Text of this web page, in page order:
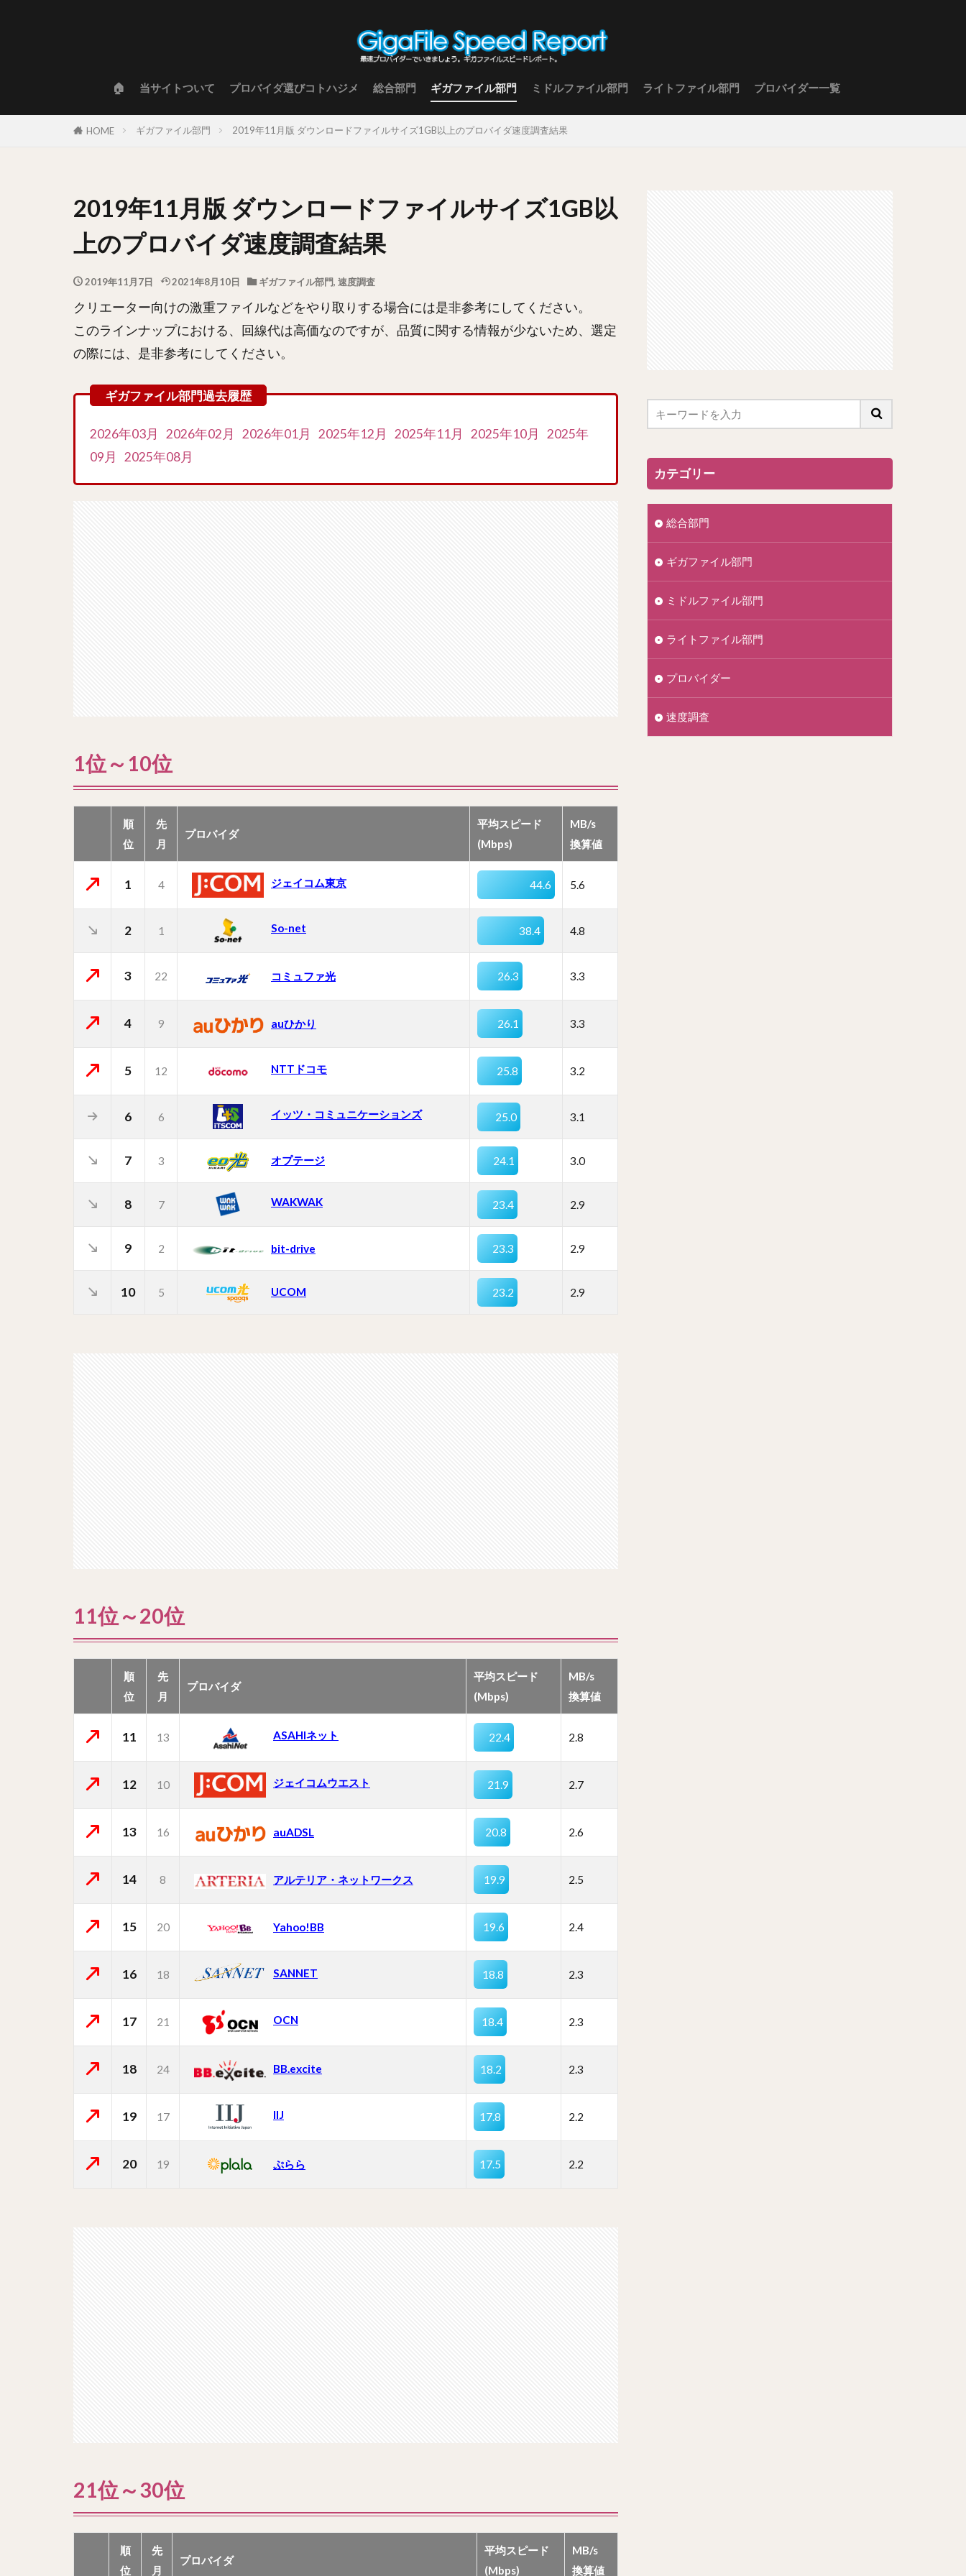
🏠 当サイトついて プロバイダ選びコトハジメ 総合部門 ギガファイル部門 ミドルファイル部門 ライトファイル部門 プロバイダー一覧
HOME ギガファイル部門 2019年11月版 ダウンロードファイルサイズ1GB以上のプロバイダ速度調査結果
2019年11月版 ダウンロードファイルサイズ1GB以
上のプロバイダ速度調査結果
2019年11月7日 2021年8月10日 ギガファイル部門, 速度調査
クリエーター向けの激重ファイルなどをやり取りする場合には是非参考にしてください。
このラインナップにおける、回線代は高価なのですが、品質に関する情報が少ないため、選定
の際には、是非参考にしてください。
2026年03月 2026年02月 2026年01月 2025年12月 2025年11月 2025年10月
2025年
09月
2025年08月
1位～10位
順
位
先
月
プロバイダ
平均スピード
(Mbps)
MB/s
換算値
1 4 ジェイコム東京 44.6 5.6
2 1 So-net 38.4 4.8
3 22 コミュファ光 26.3 3.3
4 9 auひかり 26.1 3.3
5 12 NTTドコモ 25.8 3.2
6 6 イッツ・コミュニケーションズ 25.0 3.1
7 3 オプテージ 24.1 3.0
8 7 WAKWAK 23.4 2.9
9 2 bit-drive 23.3 2.9
10 5 UCOM 23.2 2.9
11位～20位
順
位
先
月
プロバイダ
平均スピード
(Mbps)
MB/s
換算値
11 13 ASAHIネット 22.4 2.8
12 10 ジェイコムウエスト 21.9 2.7
13 16 auADSL 20.8 2.6
14 8 アルテリア・ネットワークス 19.9 2.5
15 20 Yahoo!BB 19.6 2.4
16 18 SANNET 18.8 2.3
17 21 OCN 18.4 2.3
18 24 BB.excite 18.2 2.3
19 17 IIJ 17.8 2.2
20 19 ぷらら 17.5 2.2
21位～30位
順
位
先
月
プロバイダ
平均スピード
(Mbps)
MB/s
換算値
カテゴリー
総合部門
ギガファイル部門
ミドルファイル部門
ライトファイル部門
プロバイダー
速度調査